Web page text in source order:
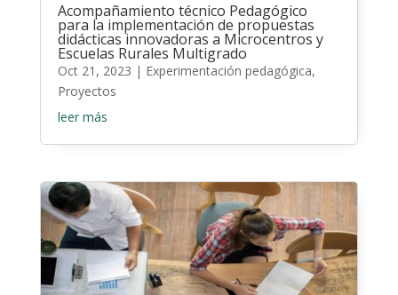
Acompañamiento técnico Pedagógico
para la implementación de propuestas
didácticas innovadoras a Microcentros y
Escuelas Rurales Multigrado
Oct 21, 2023 | Experimentación pedagógica,
Proyectos
leer más